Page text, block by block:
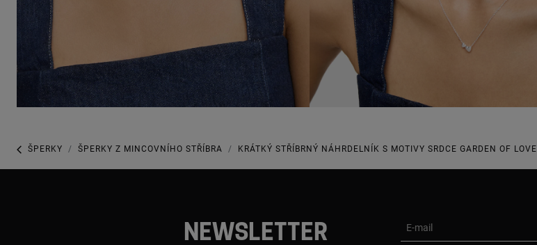
ŠPERKY ŠPERKY Z MINCOVNÍHO STŘÍBRA KRÁTKÝ STŘÍBRNÝ NÁHRDELNÍK S MOTIVY SRDCE GARDEN OF LOVE
NEWSLETTER E-mail